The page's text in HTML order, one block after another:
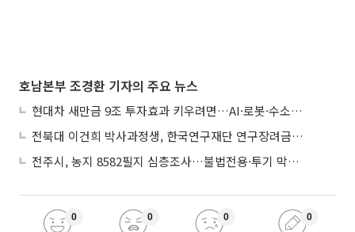
호남본부 조경환 기자의 주요 뉴스
현대차 새만금 9조 투자효과 키우려면…AI·로봇·수소 공공기관 집적화 시급
전북대 이건희 박사과정생, 한국연구재단 연구장려금 선정
전주시, 농지 8582필지 심층조사…불법전용·투기 막는다
0 0 0 0